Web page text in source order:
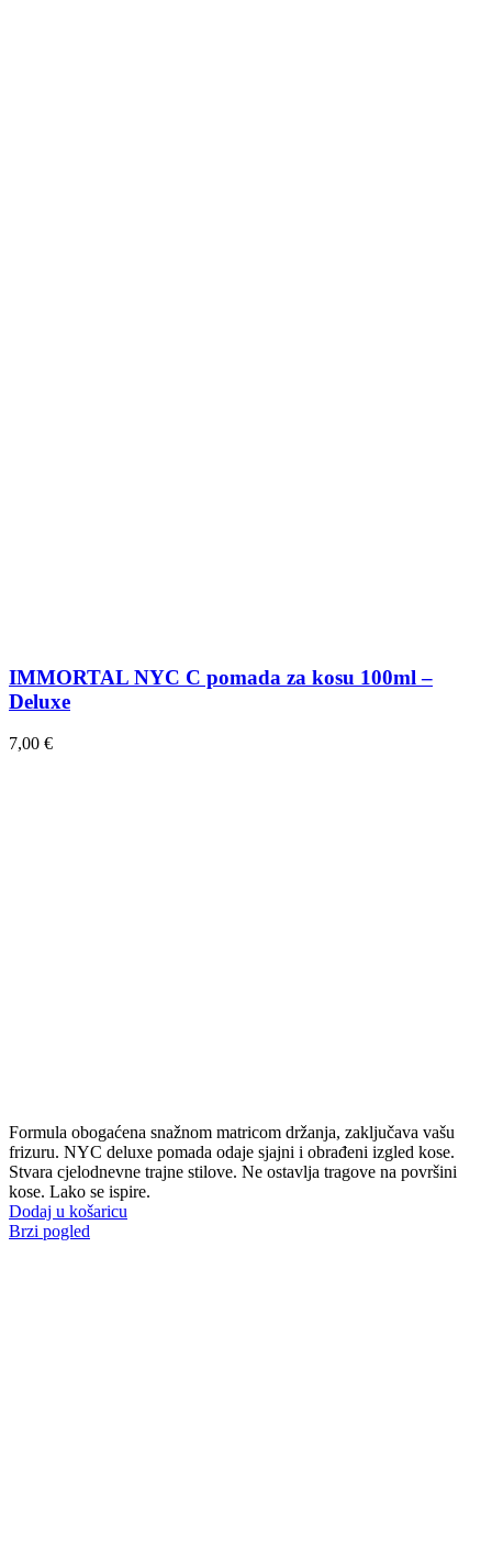
IMMORTAL NYC C pomada za kosu 100ml –
Deluxe
7,00 €
Formula obogaćena snažnom matricom držanja, zaključava vašu
frizuru. NYC deluxe pomada odaje sjajni i obrađeni izgled kose.
Stvara cjelodnevne trajne stilove. Ne ostavlja tragove na površini
kose. Lako se ispire.
Dodaj u košaricu
Brzi pogled